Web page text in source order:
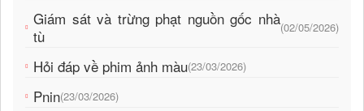
Giám sát và trừng phạt nguồn gốc nhà
tù
(02/05/2026)
Hỏi đáp về phim ảnh màu(23/03/2026)
Pnin(23/03/2026)